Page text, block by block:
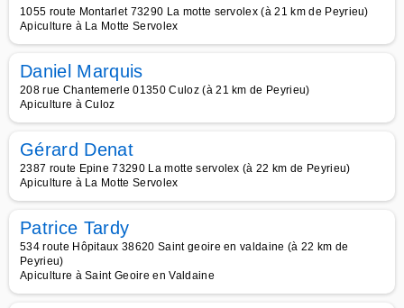
1055 route Montarlet 73290 La motte servolex (à 21 km de Peyrieu)
Apiculture à La Motte Servolex
Daniel Marquis
208 rue Chantemerle 01350 Culoz (à 21 km de Peyrieu)
Apiculture à Culoz
Gérard Denat
2387 route Epine 73290 La motte servolex (à 22 km de Peyrieu)
Apiculture à La Motte Servolex
Patrice Tardy
534 route Hôpitaux 38620 Saint geoire en valdaine (à 22 km de
Peyrieu)
Apiculture à Saint Geoire en Valdaine